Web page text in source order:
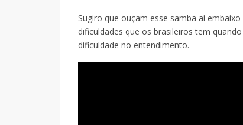
Sugiro que ouçam esse samba aí
dificuldades que os brasileiros tem
dificuldade no entendimento.